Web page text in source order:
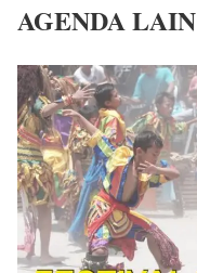
AGENDA LAIN